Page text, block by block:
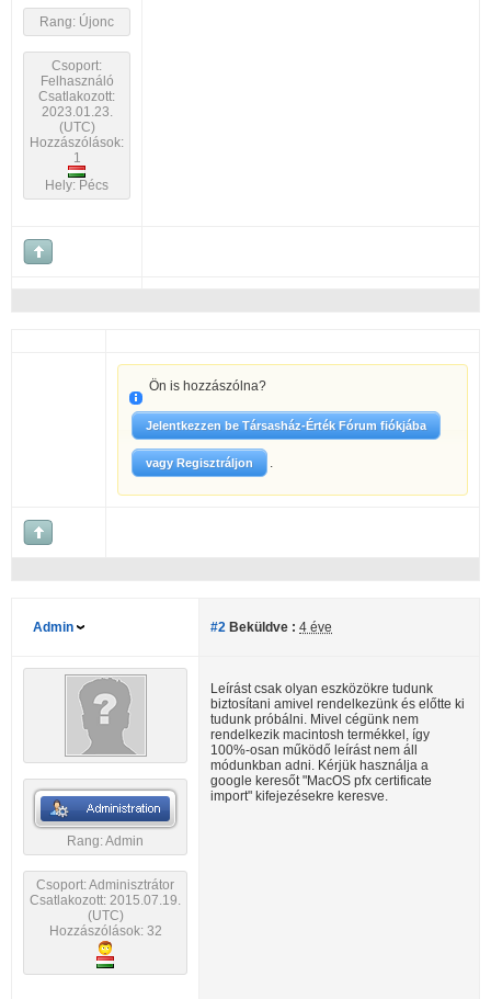
Rang: Újonc
Csoport:
Felhasználó
Csatlakozott:
2023.01.23.
(UTC)
Hozzászólások:
1
Hely: Pécs
Ön is hozzászólna?
Jelentkezzen be Társasház-Érték Fórum fiókjába
vagy Regisztráljon .
Admin #2 Beküldve : 4 éve
Rang: Admin
Csoport: Adminisztrátor
Csatlakozott: 2015.07.19.
(UTC)
Hozzászólások: 32
Leírást csak olyan eszközökre tudunk
biztosítani amivel rendelkezünk és előtte ki
tudunk próbálni. Mivel cégünk nem
rendelkezik macintosh termékkel, így
100%-osan működő leírást nem áll
módunkban adni. Kérjük használja a
google keresőt "MacOS pfx certificate
import" kifejezésekre keresve.